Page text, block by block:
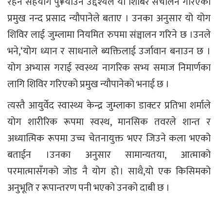
प्रमुख नन्द प्रसाद न्यौपानेले बताए । उनका अनुसार यो योग
शिविर लाई जुम्लामा नियमित रुपमा संञ्चालन गरिने छ ।उनले
भने,‘योग ध्यान र साधनाले ब्यक्तिलाई उर्जावान बनाउन छ ।
योग अभ्यास गराई स्वस्थ्य नागरिक सभ्य समाज निमार्णका
लागि शिविर गरिएको प्रमुख न्यौपानेको भनाई छ ।
त्यस्तै आयुर्वेद स्वास्थ्य केन्द्र जुम्लाका डाक्टर प्रतिभा शर्माले
योग शारीरिक रूपमा स्वस्थ, मानसिक तवरले शान्त र
अध्यात्मिक रूपमा उच्च चेतनायुक्त भएर जिउने कला भएको
बताईन ।उनका अनुसार सामान्यतया, आत्माको
परमात्मासँगको जोड नै योग हो । साथै,यो एक किसिमको
अनुभूति र रूपान्तरण पनी भएको उनको दाबी छ ।